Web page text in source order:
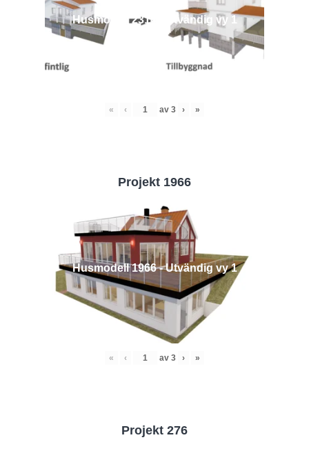
Husmodell 2314 - Utvändig vy 1
« ‹ av 3 › »
Projekt 1966
Husmodell 1966 - Utvändig vy 1
« ‹ av 3 › »
Projekt 276